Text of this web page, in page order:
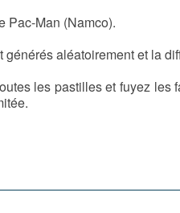
Pac-Man (Namco).
aléatoirement et la
les pastilles et fuyez